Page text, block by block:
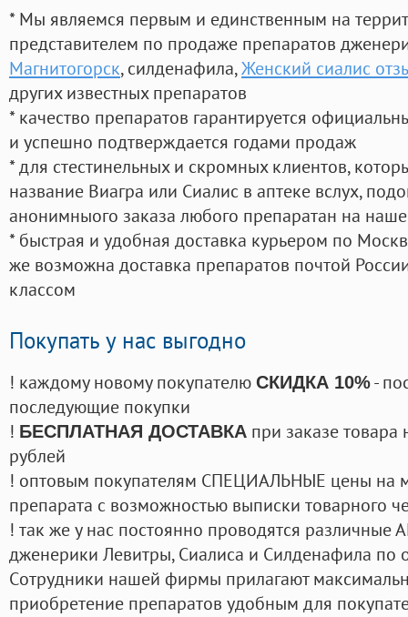
* Мы являемся первым и единственным на
представителем по продаже препаратов
Магнитогорск, силденафила,Женский сиалис
других известных препаратов
* качество препаратов гарантируется
и успешно подтверждается годами продаж
* для стестинельных и скромных клиентов,
название Виагра или Сиалис в аптеке вслух,
анонимныого заказа любого препаратан на
* быстрая и удобная доставка курьером по
же возможна доставка препаратов почтой
классом
Покупать у нас выгодно
! каждому новому покупателю СКИДКА 10%-
последующие покупки
! БЕСПЛАТНАЯ ДОСТАВКА при заказе
рублей
! оптовым покупателям СПЕЦИАЛЬНЫЕ цены на
препарата с возможностью выписки товарного
! так же у нас постоянно проводятся
дженерики Левитры, Сиалиса и Силденафила по
Cотрудники нашей фирмы прилагают
приобретение препаратов удобным для